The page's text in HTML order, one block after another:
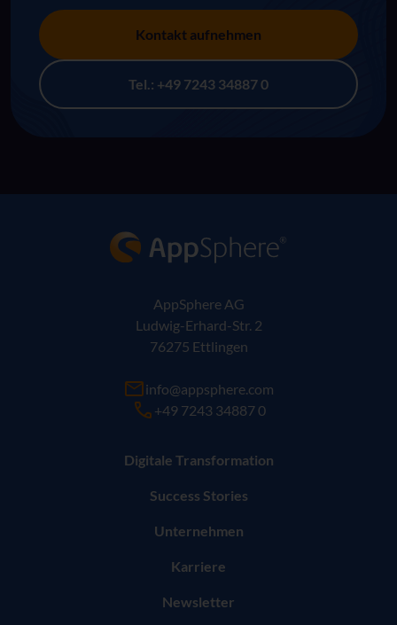
Kontakt aufnehmen
Tel.: +49 7243 34887 0
AppSphere IT-Lösungsanbieter
AppSphere AG
Ludwig-Erhard-Str. 2
76275 Ettlingen
info@appsphere.com
+49 7243 34887 0
Digitale Transformation
Success Stories
Unternehmen
Karriere
Newsletter